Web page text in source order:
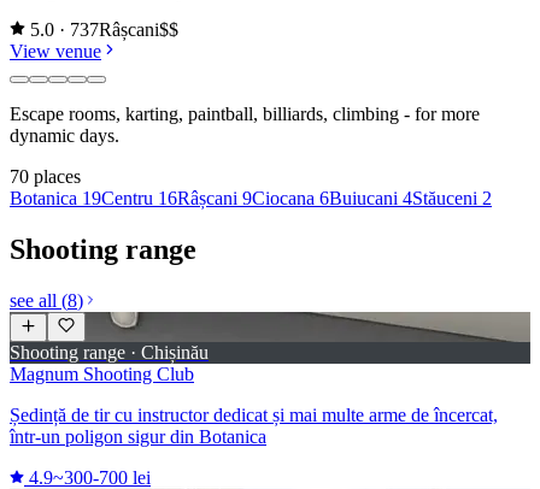
5.0 · 737Râșcani$$
View venue
Escape rooms, karting, paintball, billiards, climbing - for more
dynamic days.
70 places
Botanica 19Centru 16Râșcani 9Ciocana 6Buiucani 4Stăuceni 2
Shooting range
see all (8)
Shooting range · Chișinău
Magnum Shooting Club
Ședință de tir cu instructor dedicat și mai multe arme de încercat,
într-un poligon sigur din Botanica
4.9~300-700 lei